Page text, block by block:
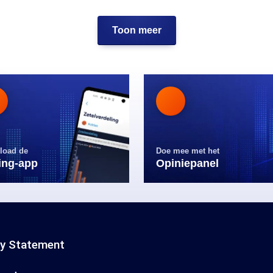
Toon meer
de
app
Doe mee met het
Opiniepanel
Statement